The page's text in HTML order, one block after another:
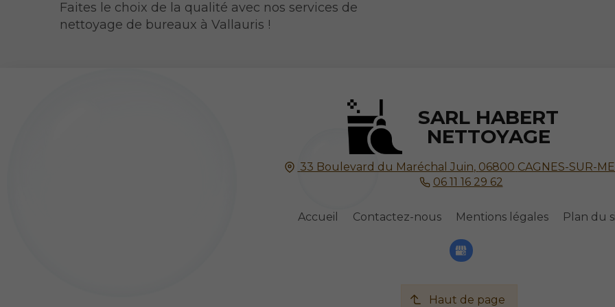
Faites le choix de la qualité avec nos services de
nettoyage de bureaux à Vallauris !
SARL HABERT
NETTOYAGE
33 Boulevard du Maréchal Juin, 06800 CAGNES-SUR-
06 11 16 29 62
Accueil Contactez-nous Mentions légales Plan du
Haut de page